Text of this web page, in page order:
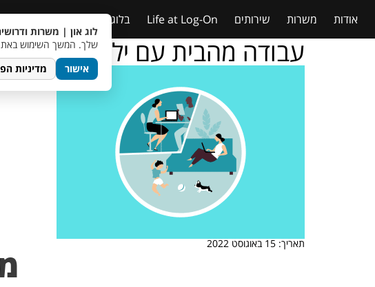
אודות משרות שירותים Life at Log-On בלוג
עבודה מהבית עם ילדים –
תאריך: 15 באוגוסט 2022
לוג און | משרות
שלך. המשך השימוש באתר
אישור
מדיניות